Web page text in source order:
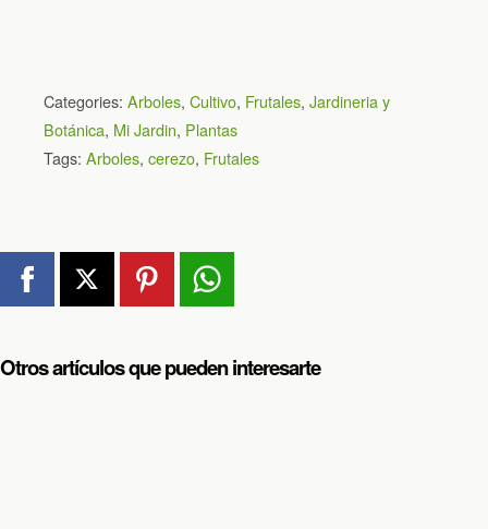
Categories: Arboles, Cultivo, Frutales, Jardineria y
Botánica, Mi Jardin, Plantas
Tags: Arboles, cerezo, Frutales
Otros artículos que pueden interesarte